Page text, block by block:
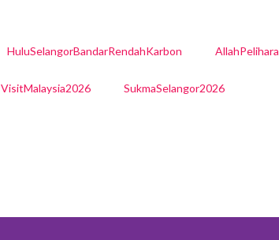
HuluSelangorBandarRendahKarbon
VisitMalaysia2026 SukmaSelangor2026